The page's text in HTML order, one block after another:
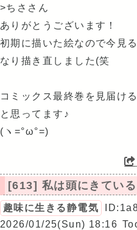
>ちささん
ありがとうございます！
初期に描いた絵なので今見
なり描き直しました(笑
コミックス最終巻を見届け
と思ってます♪
(ヽ=°ω°=)
[613] 私は頭にきている
趣味に生きる静電気
2026/01/25(Sun) 18:16